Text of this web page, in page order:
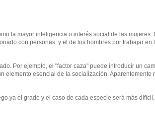
la mayor inteligencia o interés social de las mujeres.
con personas, y el de los hombres por trabajar en
Por ejemplo, el "factor caza" puede introducir un
elemento esencial de la socialización. Aparentemente
ya el grado y el caso de cada especie será más difícil.